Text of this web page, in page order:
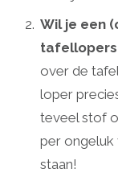
Wil je een
tafellopers
over de
loper
teveel stof
per ongeluk
staan!